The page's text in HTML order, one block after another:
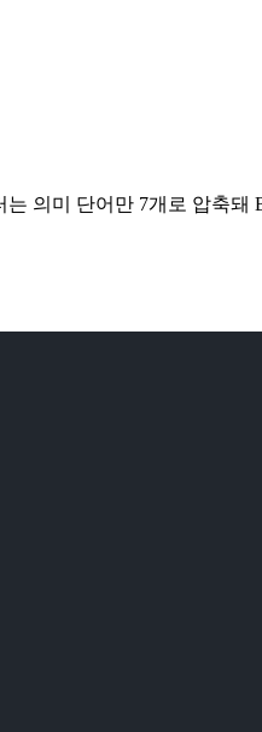
는 의미 단어만 7개로 압축돼